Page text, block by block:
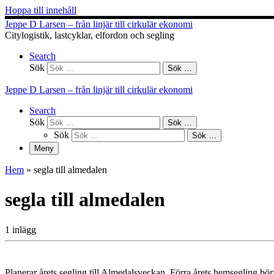
Hoppa till innehåll
Jeppe D Larsen – från linjär till cirkulär ekonomi
Citylogistik, lastcyklar, elfordon och segling
Search
Sök
Sök …
Jeppe D Larsen – från linjär till cirkulär ekonomi
Search
Sök
Sök …
Sök
Sök …
Meny
Hem » segla till almedalen
segla till almedalen
1 inlägg